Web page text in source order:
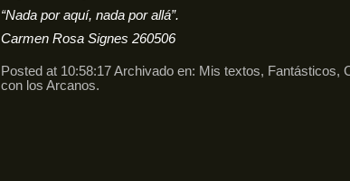
“Nada por aquí, nada por allá”.
Carmen Rosa Signes 260506
Posted at 10:58:17 Archivado en: Mis textos, Fantásticos,
con los Arcanos.